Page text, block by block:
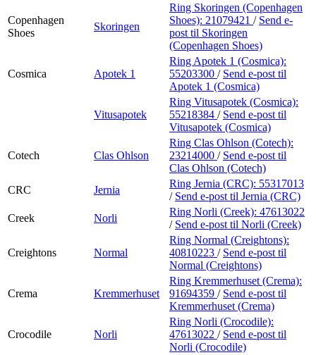
Copenhagen
Shoes
Skoringen
Ring Skoringen (Copenhagen
Shoes): 21079421 / Send e-
post til Skoringen
(Copenhagen Shoes)
Cosmica Apotek 1
Ring Apotek 1 (Cosmica):
55203300 / Send e-post til
Apotek 1 (Cosmica)
Vitusapotek
Ring Vitusapotek (Cosmica):
55218384 / Send e-post til
Vitusapotek (Cosmica)
Cotech Clas Ohlson
Ring Clas Ohlson (Cotech):
23214000 / Send e-post til
Clas Ohlson (Cotech)
CRC
Jernia
Ring Jernia (CRC): 55317013
/ Send e-post til Jernia (CRC)
Creek
Norli
Ring Norli (Creek): 47613022
/ Send e-post til Norli (Creek)
Creightons Normal
Ring Normal (Creightons):
40810223 / Send e-post til
Normal (Creightons)
Crema Kremmerhuset
Ring Kremmerhuset (Crema):
91694359 / Send e-post til
Kremmerhuset (Crema)
Crocodile Norli
Ring Norli (Crocodile):
47613022 / Send e-post til
Norli (Crocodile)